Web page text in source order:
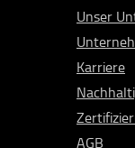
Unser
Karriere
AGB